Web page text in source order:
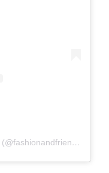
A post shared by Fashion&Friends (@fashionandfriendsofficial)